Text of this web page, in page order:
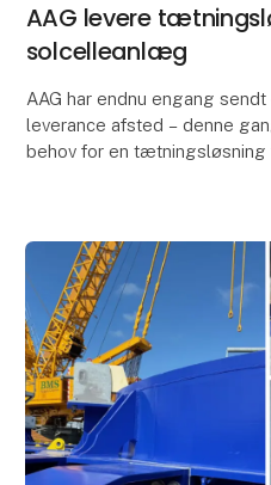
AAG levere
solcelleanlæg
AAG har endnu engang
leverance afsted – denne
behov for en tætningsløsning